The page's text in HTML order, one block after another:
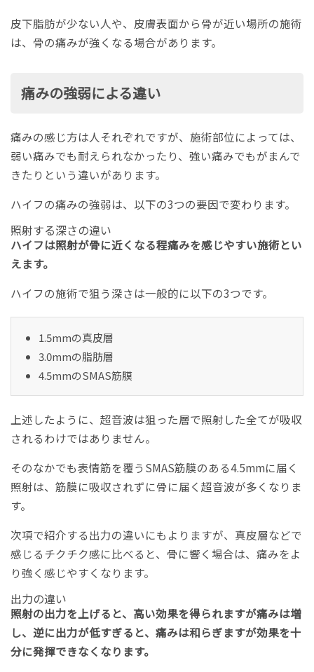
皮下脂肪が少ない人や、皮膚表面から骨が近い場所の施術
は、骨の痛みが強くなる場合があります。
痛みの強弱による違い
痛みの感じ方は人それぞれですが、施術部位によっては、
弱い痛みでも耐えられなかったり、強い痛みでもがまんで
きたりという違いがあります。
ハイフの痛みの強弱は、以下の3つの要因で変わります。
照射する深さの違い
ハイフは照射が骨に近くなる程痛みを感じやすい施術とい
えます。
ハイフの施術で狙う深さは一般的に以下の3つです。
1.5mmの真皮層
3.0mmの脂肪層
4.5mmのSMAS筋膜
上述したように、超音波は狙った層で照射した全てが吸収
されるわけではありません。
そのなかでも表情筋を覆うSMAS筋膜のある4.5mmに届く
照射は、筋膜に吸収されずに骨に届く超音波が多くなりま
す。
次項で紹介する出力の違いにもよりますが、真皮層などで
感じるチクチク感に比べると、骨に響く場合は、痛みをよ
り強く感じやすくなります。
出力の違い
照射の出力を上げると、高い効果を得られますが痛みは増
し、逆に出力が低すぎると、痛みは和らぎますが効果を十
分に発揮できなくなります。